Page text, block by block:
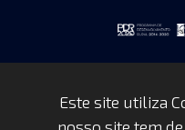
Este site utiliza